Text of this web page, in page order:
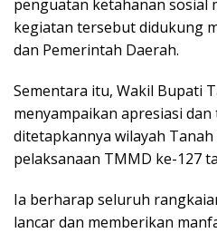
penguatan ketahanan sosial
kegiatan tersebut didukung
dan Pemerintah Daerah.
Sementara itu, Wakil Bupati
menyampaikan apresiasi
ditetapkannya wilayah
pelaksanaan TMMD ke-127
Ia berharap seluruh
lancar dan memberikan